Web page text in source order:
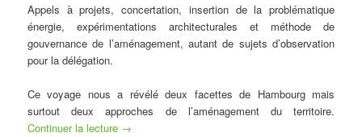
Appels à projets, concertation, insertion de la problématique
énergie, expérimentations architecturales et méthode de
gouvernance de l’aménagement, autant de sujets d’observation
pour la délégation.
Ce voyage nous a révélé deux facettes de Hambourg mais
surtout deux approches de l’aménagement du territoire.
Continuer la lecture →